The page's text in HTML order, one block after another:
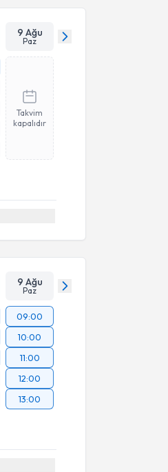
9 Ağu
Paz
Takvim
kapalıdır
9 Ağu
Paz
09:00
10:00
11:00
12:00
13:00